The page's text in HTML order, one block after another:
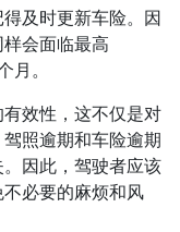
及时更新车险。因
会面临最高
。
效性，这不仅是对
照逾期和车险逾期
因此，驾驶者应该
必要的麻烦和风